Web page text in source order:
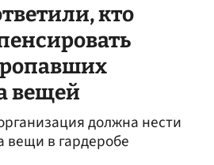
кто
вещей
должна нести
вещи в гардеробе